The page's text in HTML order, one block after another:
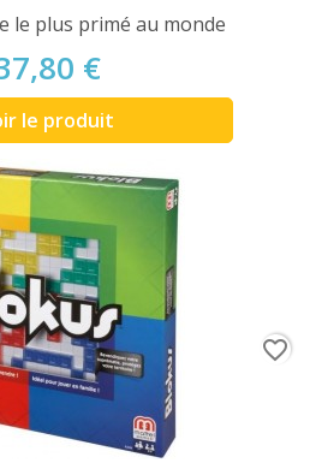
le plus primé au monde
€
le produit
favorite_border